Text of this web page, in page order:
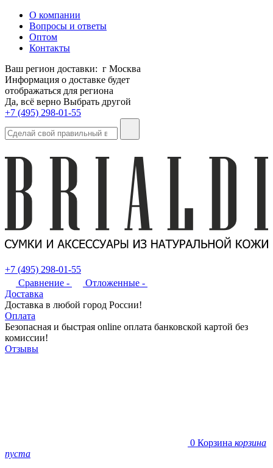
О компании
Вопросы и ответы
Оптом
Контакты
Ваш регион доставки: г Москва
Информация о доставке будет
отображаться для региона
Да, всё верно Выбрать другой
+7 (495) 298-01-55
+7 (495) 298-01-55
Сравнение -
Отложенные -
Доставка
Доставка в любой город России!
Оплата
Безопасная и быстрая online оплата банковской картой без
комиссии!
Отзывы
0 Корзина корзина
пуста